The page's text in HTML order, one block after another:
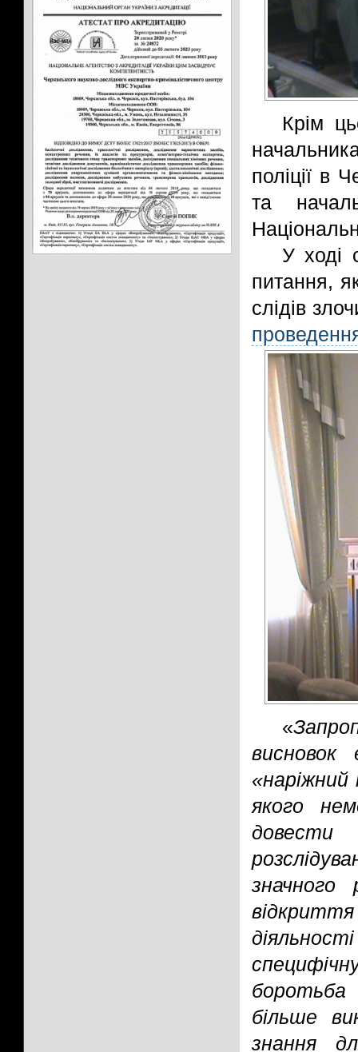
Крім
поліції в
та
У ході
питання,
слідів
«
«наріжний
якого
довести
значного
боротьба
більше
знання